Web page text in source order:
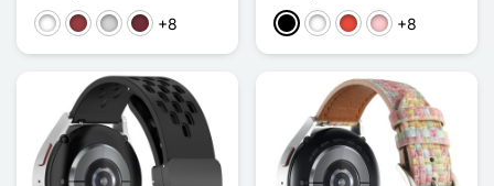
Wit Donkerrood
Gris clairRouge Vin
+8 ZwartWit RoodRoze+8